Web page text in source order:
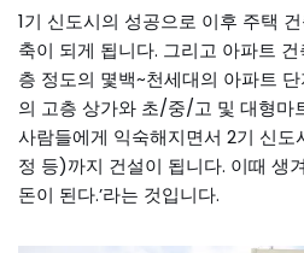
1기 신도시의 성공으로 이후 주택
축이 되게 됩니다. 그리고 아파트
층 정도의 몇백~천세대의 아파트
의 고층 상가와 초/중/고 및 대형마
사람들에게 익숙해지면서 2기 신도
정 등)까지 건설이 됩니다. 이때 생
돈이 된다.’라는 것입니다.